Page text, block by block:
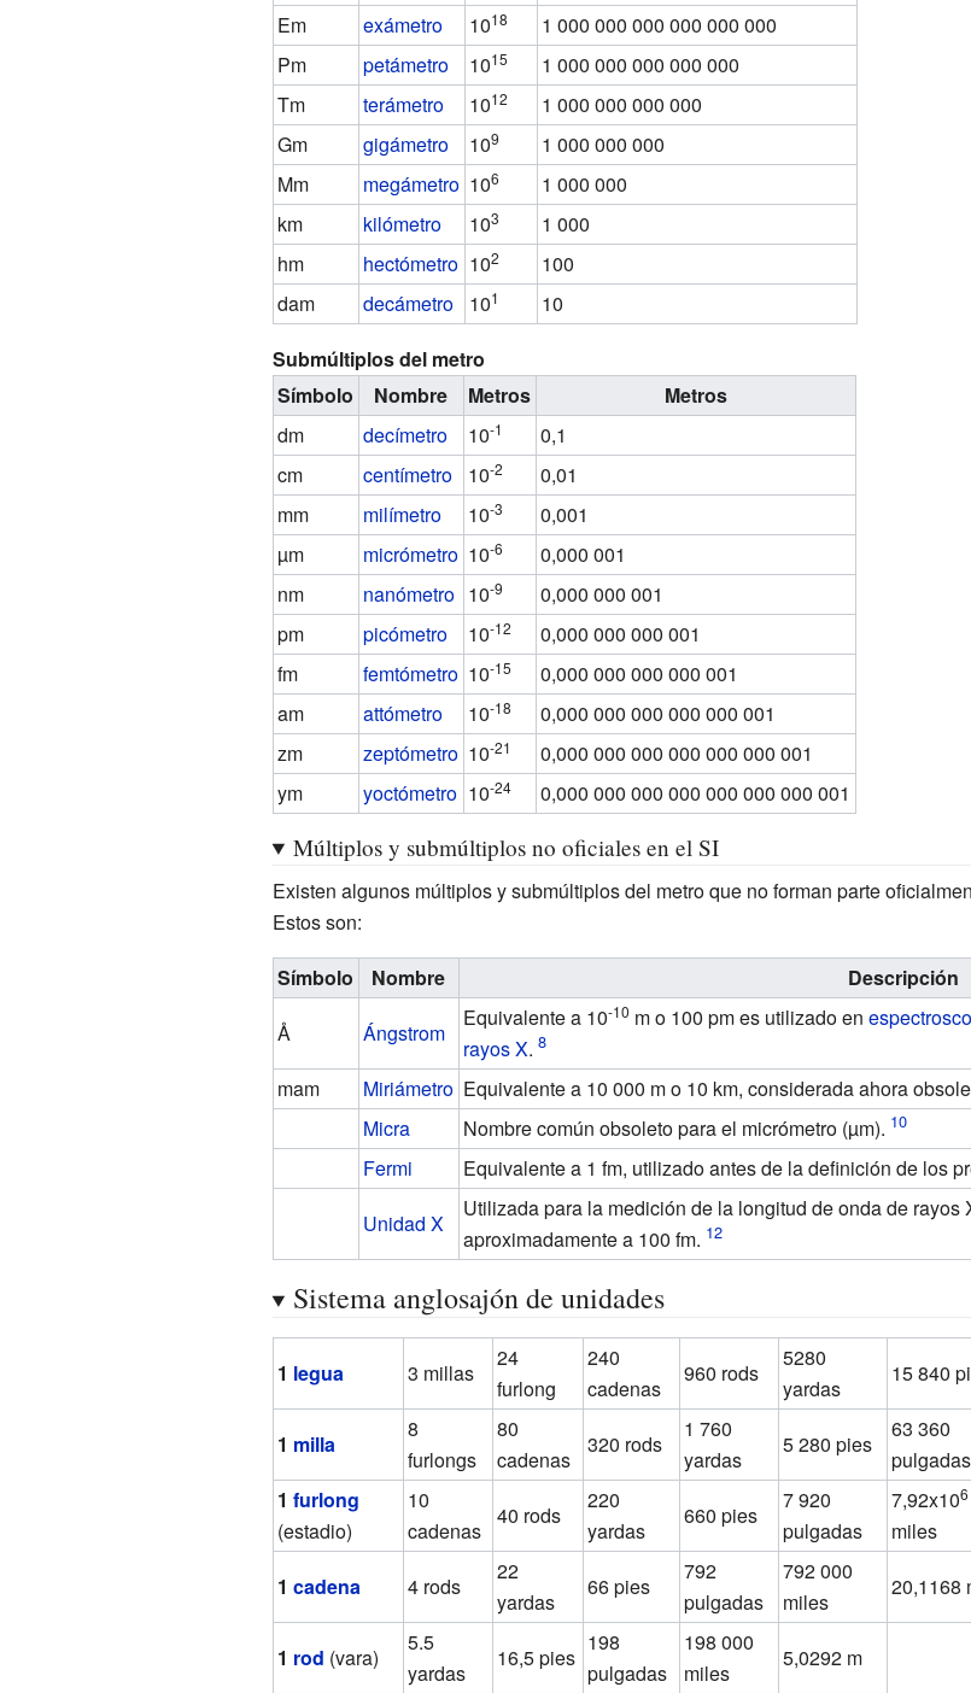
Em
exámetro 1018
1 000 000 000 000 000 000
Pm
petámetro 1015
1 000 000 000 000 000
Tm
terámetro 1012
1 000 000 000 000
Gm
gigámetro 109
1 000 000 000
Mm
megámetro 106
1 000 000
km
kilómetro 103
1 000
hm
hectómetro 102
100
dam
decámetro 101
10
Submúltiplos del metro
Símbolo
Nombre Metros
Metros
dm
decímetro 10-1
0,1
cm
centímetro 10-2
0,01
mm
milímetro 10-3
0,001
µm
micrómetro 10-6
0,000 001
nm
nanómetro 10-9
0,000 000 001
pm
picómetro 10-12
0,000 000 000 001
fm
femtómetro 10-15
0,000 000 000 000 001
am
attómetro 10-18
0,000 000 000 000 000 001
zm
zeptómetro 10-21
0,000 000 000 000 000 000 001
ym
yoctómetro 10-24 0,000 000 000 000 000 000 000 001
Múltiplos y submúltiplos no oficiales en el SI
Existen algunos múltiplos y submúltiplos del metro que no forman parte
Estos son:
Símbolo
Nombre
Descripción
Å
Ángstrom
Equivalente a 10-10 m o 100 pm es utilizado en
rayos X.
mam
Miriámetro Equivalente a 10 000 m o 10 km, considerada ahora
Micra
Nombre común obsoleto para el micrómetro (µm).
Fermi
Equivalente a 1 fm, utilizado antes de la definición de los
Unidad X
Utilizada para la medición de la longitud de onda de rayos
aproximadamente a 100 fm.
Sistema anglosajón de unidades
1 legua 3 millas
24
furlong
240
cadenas
960 rods
5280
yardas
15 840
1 milla
8
furlongs
80
cadenas
320 rods
1 760
yardas
5 280 pies
63 360
pulgadas
1 furlong
(estadio)
10
cadenas
40 rods
220
yardas
660 pies
7 920
pulgadas
7,92x106
miles
1 cadena 4 rods
22
yardas
66 pies
792
pulgadas
792 000
miles
20,1168
1 rod (vara)
5.5
yardas
16,5 pies
198
pulgadas
198 000
miles
5,0292 m